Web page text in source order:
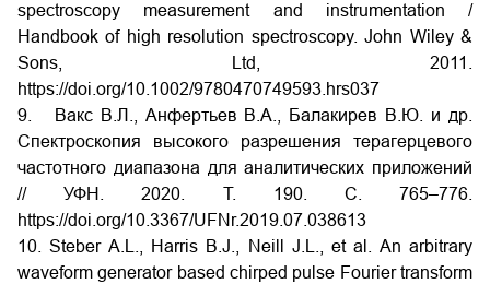
spectroscopy measurement and instrumentation /
Handbook of high resolution spectroscopy. John Wiley &
Sons, Ltd, 2011.
https://doi.org/10.1002/9780470749593.hrs037
9. Вакс В.Л., Анфертьев В.А., Балакирев В.Ю. и др.
Спектроскопия высокого разрешения терагерцевого
частотного диапазона для аналитических приложений
// УФН. 2020. Т. 190. С. 765–776.
https://doi.org/10.3367/UFNr.2019.07.038613
10. Steber A.L., Harris B.J., Neill J.L., et al. An arbitrary
waveform generator based chirped pulse Fourier transform